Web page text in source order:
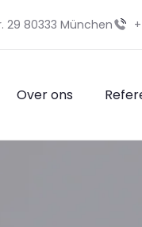
29 80333 München
Over ons